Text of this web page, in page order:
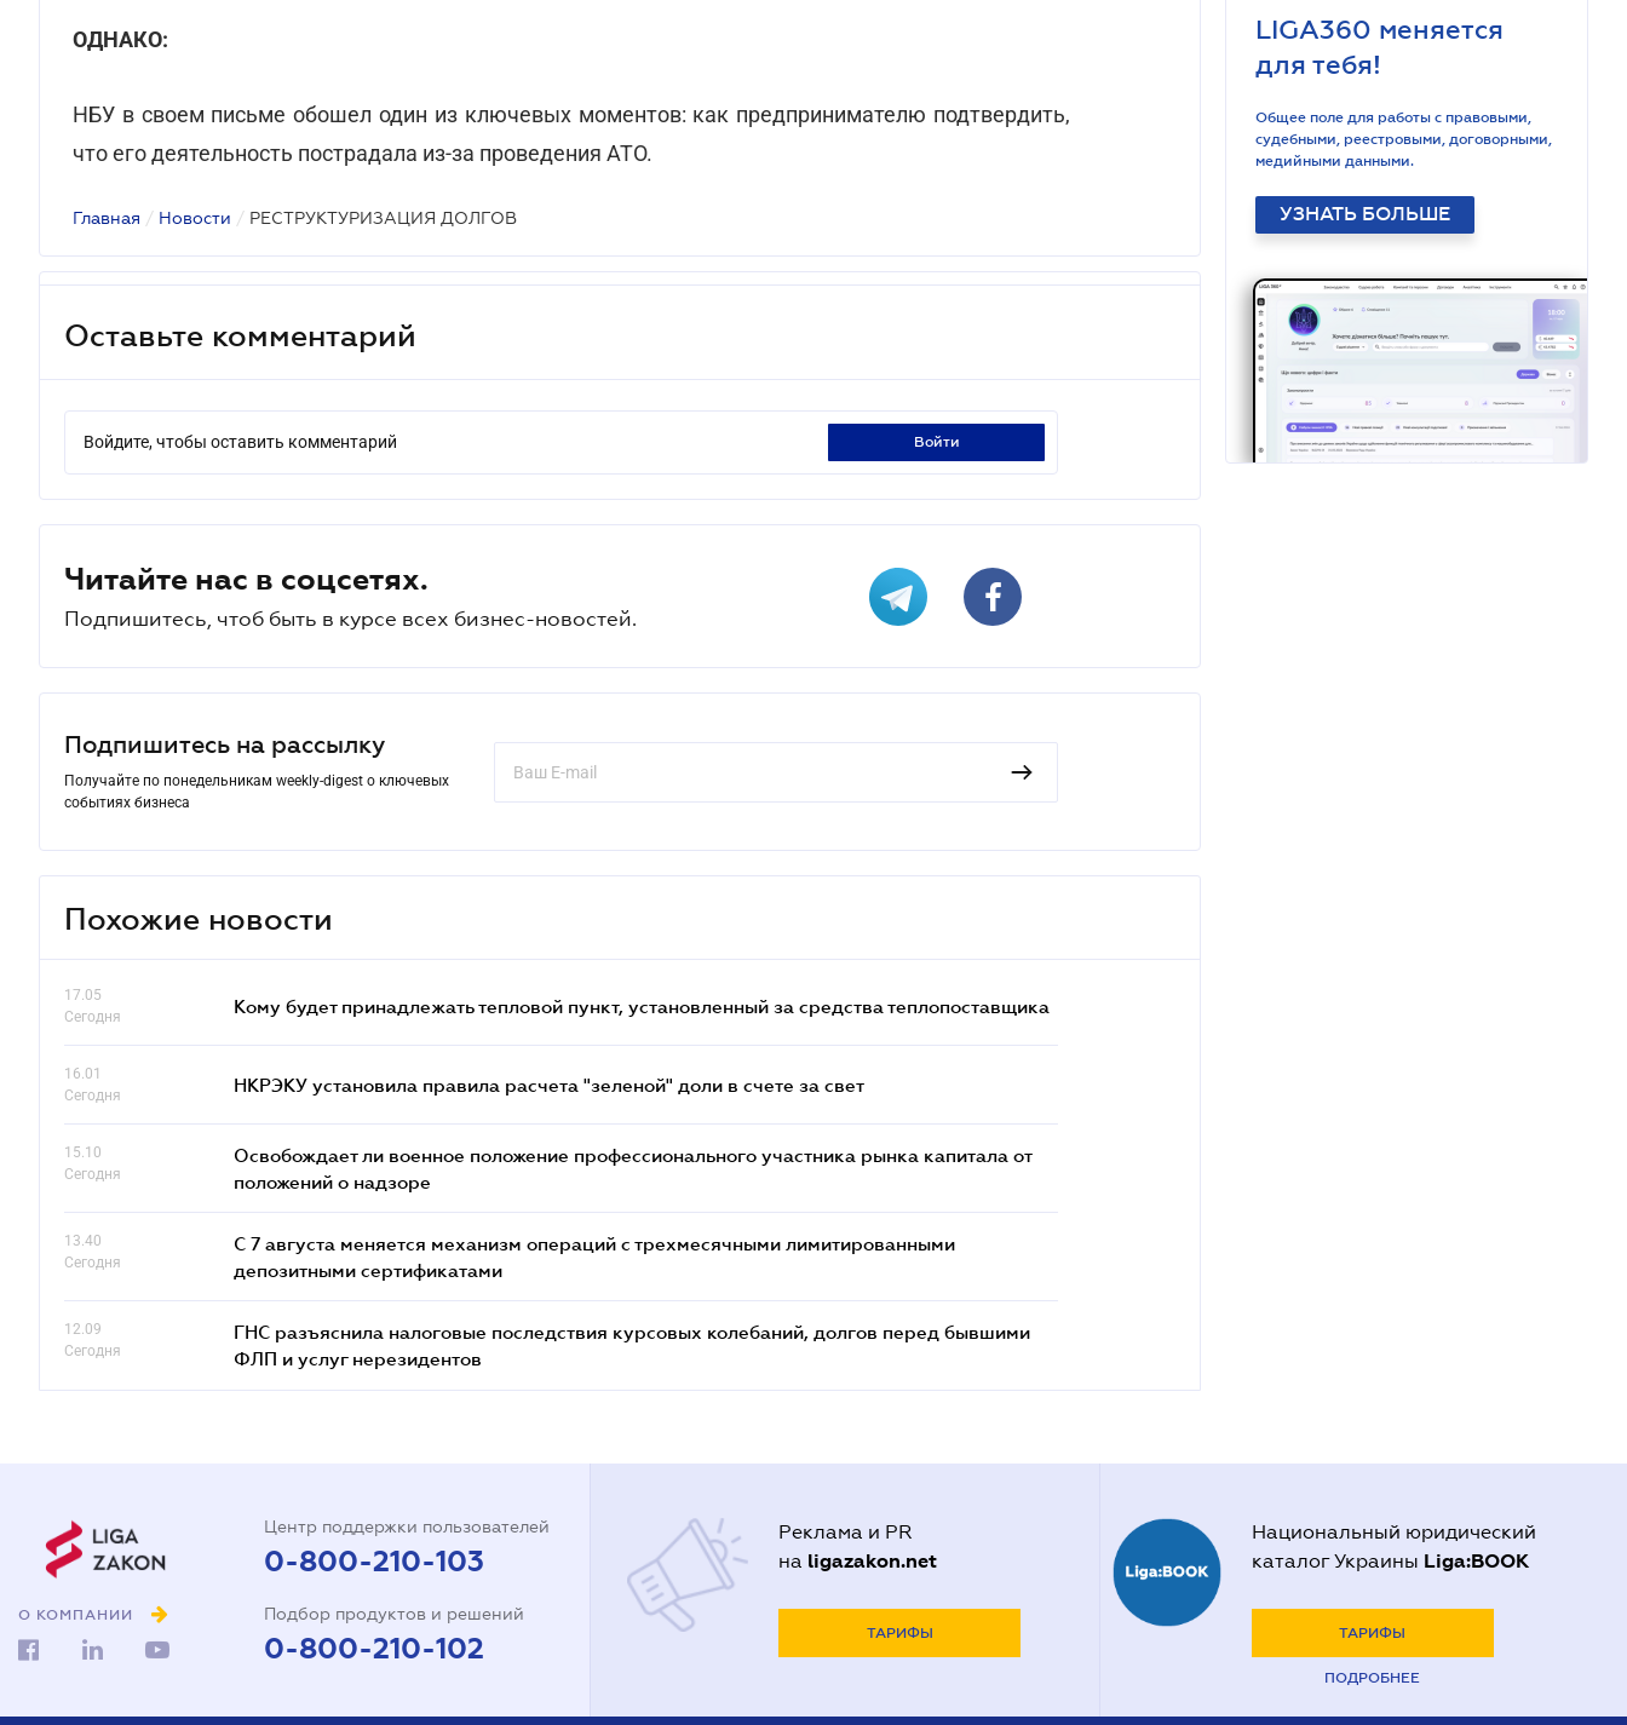
ОДНАКО:
НБУ в своем письме обошел один из ключевых моментов: как предпринимателю подтвердить,
что его деятельность пострадала из-за проведения АТО.
Главная / Новости / РЕСТРУКТУРИЗАЦИЯ ДОЛГОВ
Оставьте комментарий
Войдите, чтобы оставить комментарий войти
Читайте нас в соцсетях.
Подпишитесь, чтоб быть в курсе всех бизнес-новостей.
Подпишитесь на рассылку
Получайте по понедельникам weekly-digest о ключевых
событиях бизнеса
Похожие новости
17.05
Сегодня
Кому будет принадлежать тепловой пункт, установленный за средства теплопоставщика
16.01
Сегодня
НКРЭКУ установила правила расчета "зеленой" доли в счете за свет
15.10
Сегодня
Освобождает ли военное положение профессионального участника рынка капитала от
положений о надзоре
13.40
Сегодня
С 7 августа меняется механизм операций с трехмесячными лимитированными
депозитными сертификатами
12.09
Сегодня
ГНС разъяснила налоговые последствия курсовых колебаний, долгов перед бывшими
ФЛП и услуг нерезидентов
LIGA360 меняется
для тебя!
Общее поле для работы с правовыми,
судебными, реестровыми, договорными,
медийными данными.
УЗНАТЬ БОЛЬШЕ
О КОМПАНИИ
Центр поддержки пользователей
0-800-210-103
Подбор продуктов и решений
0-800-210-102
Реклама и PR
на ligazakon.net
ТАРИФЫ
Национальный юридический
каталог Украины Liga:BOOK
ТАРИФЫ
ПОДРОБНЕЕ